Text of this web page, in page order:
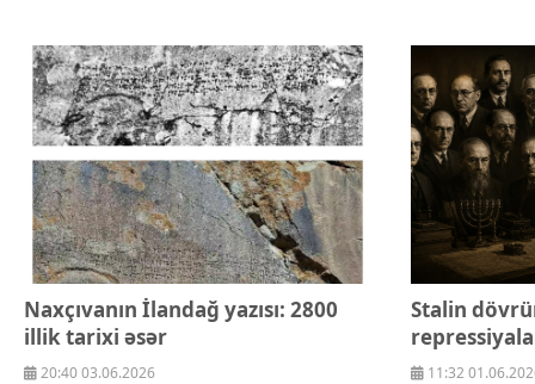
Naxçıvanın İlandağ yazısı: 2800
illik tarixi əsər
20:40 03.06.2026
Stalin
11:32